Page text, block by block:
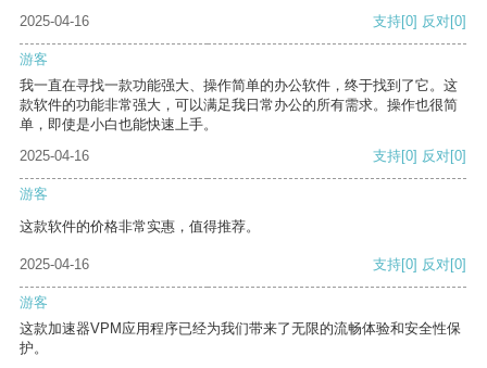
2025-04-16
支持[0] 反对[0]
游客
我一直在寻找一款功能强大、操作简单的办公软件，终于找到了它。这
款软件的功能非常强大，可以满足我日常办公的所有需求。操作也很简
单，即使是小白也能快速上手。
2025-04-16
支持[0] 反对[0]
游客
这款软件的价格非常实惠，值得推荐。
2025-04-16 支持[0] 反对[0]
游客
这款加速器VPM应用程序已经为我们带来了无限的流畅体验和安全性保
护。